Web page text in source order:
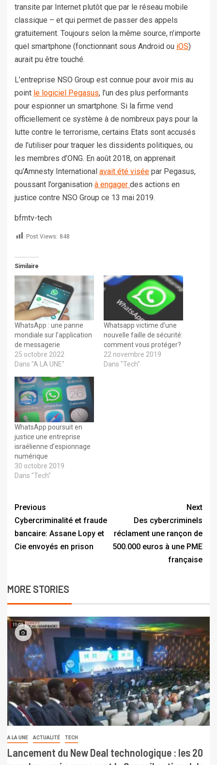
transite par Internet plutôt que par le réseau mobile
classique – et qui permet de passer des appels
gratuitement. Toujours selon la même source, n’importe
quel smartphone (fonctionnant sous Android ou iOS)
aurait pu être touché.
L’entreprise NSO Group est connue pour avoir mis au
point le logiciel Pegasus, l’un des plus performants
pour espionner un smartphone. Si la firme vend
officiellement ce système à de nombreux pays pour la
lutte contre le terrorisme, certains Etats sont accusés
de l’utiliser pour traquer les dissidents politiques, ou
les membres d’ONG. En août 2018, on apprenait
qu’Amnesty International avait été visée par Pegasus,
poussant l’organisation à engager des actions en
justice contre NSO Group ce 13 mai 2019.
bfmtv-tech
Post Views: 848
Similaire
WhatsApp : une panne
mondiale sur l’application
de messagerie
25 octobre 2022
Dans "A LA UNE"
Whatsapp victime d’une
nouvelle faille de sécurité:
comment vous protéger?
22 novembre 2019
Dans "Tech"
WhatsApp poursuit en
justice une entreprise
israélienne d’espionnage
numérique
30 octobre 2019
Dans "Tech"
Previous
Cybercriminalité et fraude
bancaire: Assane Lopy et
Cie envoyés en prison
Next
Des cybercriminels
réclament une rançon de
500.000 euros à une PME
française
MORE STORIES
A LA UNE ACTUALITÉ TECH
Lancement du New Deal technologique : les 20